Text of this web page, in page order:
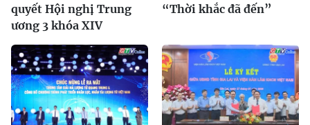
quyết Hội nghị Trung
ương 3 khóa XIV
“Thời khắc đã đến”